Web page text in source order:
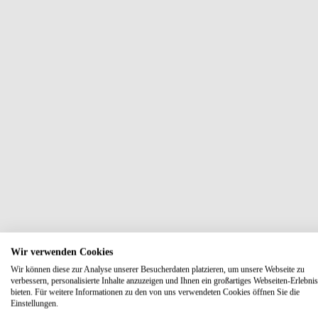
Wir verwenden Cookies
Wir können diese zur Analyse unserer Besucherdaten platzieren, um unsere Webseite zu
verbessern, personalisierte Inhalte anzuzeigen und Ihnen ein großartiges Webseiten-
bieten. Für weitere Informationen zu den von uns verwendeten Cookies öffnen Sie die
Einstellungen.